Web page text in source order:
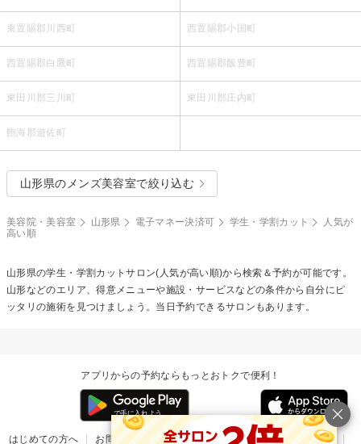
東置賜郡川西町 西置賜郡小国町
西置賜郡白鷹町 西置賜郡飯豊町
東田川郡三川町 東田川郡庄内町
飽海郡遊佐町
山形県のメンズ美容室で絞り込む
美容院・美容室 山形県 電子マネー決済可 学生・学割カット
人気が
高い順
山形県の学生・学割カットサロン(人気が高い順)から検索＆予約が可能です。
山形などのエリア、得意メニューや施設・サービスなどの条件から自分にピ
ッタリの施術を見つけましょう。当日予約できるサロンもあります。
アプリからの予約ならもっとおトクで便利！
はじめての方へ お問い合わせ ヘルプ リリース情報 利用規約